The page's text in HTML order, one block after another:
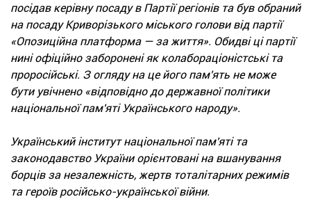
посідав керівну посаду в Партії регіонів та був обраний
на посаду Криворізького міського голови від партії
«Опозиційна платформа — за життя». Обидві ці партії
нині офіційно заборонені як колабораціоністські та
проросійські. З огляду на це його пам'ять не може
бути увічнено «відповідно до державної політики
національної пам'яті Українського народу».
Український інститут національної пам'яті та
законодавство України орієнтовані на вшанування
борців за незалежність, жертв тоталітарних режимів
та героїв російсько-української війни.